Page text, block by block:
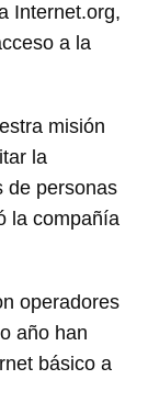
Internet.org,
a la
misión
la
de personas
la compañía
operadores
año han
básico a